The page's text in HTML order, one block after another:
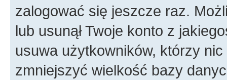
zalogować się jeszcze raz.
lub usunął Twoje konto z
usuwa użytkowników, którzy
zmniejszyć wielkość bazy